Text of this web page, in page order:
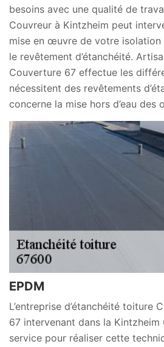
besoins avec une qualité de
Couvreur à Kintzheim peut
mise en œuvre de votre isolation
le revêtement d’étanchéité.
Couverture 67 effectue les
nécessitent des revêtements
concerne la mise hors d’eau des
EPDM
L’entreprise d’étanchéité toiture
67 intervenant dans la
service pour réaliser cette